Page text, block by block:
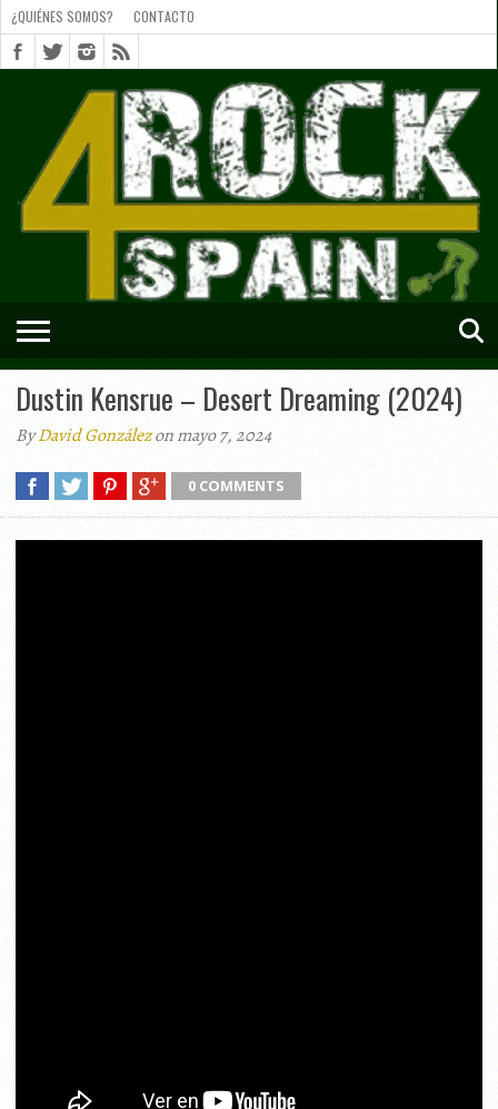
SOMOS?
CONTACTO
SHORTS
¿QUIÉNES SOMOS? CONTACTO
Dustin Kensrue – Desert Dreaming (2024)
ByDavid Gonzálezon mayo 7, 2024
0 COMMENTS